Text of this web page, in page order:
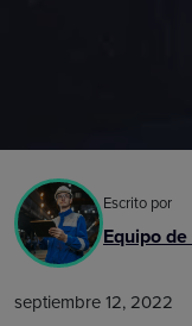
Escrito por
Equipo
septiembre 12, 2022